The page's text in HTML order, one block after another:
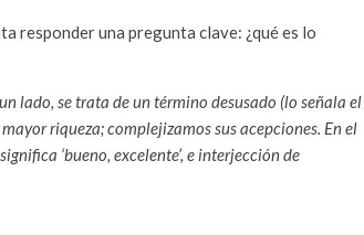
responder una pregunta clave: ¿qué es lo
lado, se trata de un término desusado (lo señala el
riqueza; complejizamos sus acepciones. En el
‘bueno, excelente’, e interjección de